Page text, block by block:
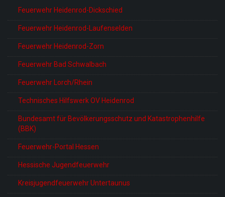
Feuerwehr Heidenrod-Dickschied
Feuerwehr Heidenrod-Laufenselden
Feuerwehr Heidenrod-Zorn
Feuerwehr Bad Schwalbach
Feuerwehr Lorch/Rhein
Technisches Hilfswerk OV Heidenrod
Bundesamt für Bevölkerungsschutz und Katastrophenhilfe
(BBK)
Feuerwehr-Portal Hessen
Hessische Jugendfeuerwehr
Kreisjugendfeuerwehr Untertaunus